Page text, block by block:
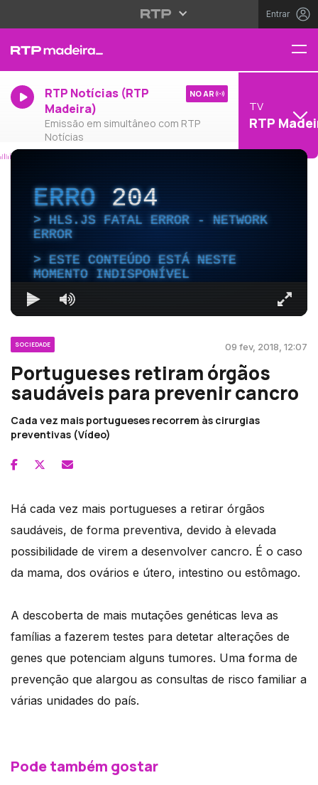
Entrar
RTP Notícias (RTP
Madeira)
Emissão em simultâneo com RTP
Notícias
NO AR
TV
RTP
ERRO204
HLS.JS FATAL ERROR - NETWORK
ERROR
ESTE CONTEÚDO ESTÁ NESTE
MOMENTO INDISPONÍVEL
SOCIEDADE 09 fev, 2018, 12:07
Portugueses retiram órgãos
saudáveis para prevenir cancro
Cada vez mais portugueses recorrem às cirurgias
preventivas (Vídeo)
Há cada vez mais portugueses a retirar órgãos
saudáveis, de forma preventiva, devido à elevada
possibilidade de virem a desenvolver cancro. É o caso
da mama, dos ovários e útero, intestino ou estômago.
A descoberta de mais mutações genéticas leva as
famílias a fazerem testes para detetar alterações de
genes que potenciam alguns tumores. Uma forma de
prevenção que alargou as consultas de risco familiar a
várias unidades do país.
Pode também gostar